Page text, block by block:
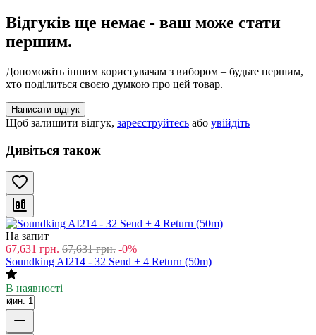
Відгуків ще немає - ваш може стати
першим.
Допоможіть іншим користувачам з вибором – будьте першим,
хто поділиться своєю думкою про цей товар.
Написати відгук
Щоб залишити відгук, зареєструйтесь або увійдіть
Дивіться також
На запит
67,631 грн. 67,631 грн. -0%
Soundking AI214 - 32 Send + 4 Return (50m)
В наявності
мин. 1